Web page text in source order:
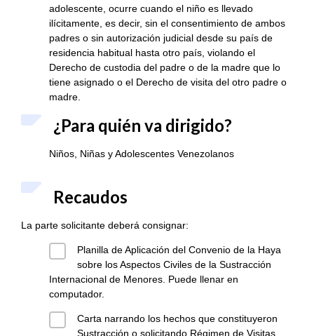
adolescente, ocurre cuando el niño es llevado
ilícitamente, es decir, sin el consentimiento de ambos
padres o sin autorización judicial desde su país de
residencia habitual hasta otro país, violando el
Derecho de custodia del padre o de la madre que lo
tiene asignado o el Derecho de visita del otro padre o
madre.
¿Para quién va dirigido?
Niños, Niñas y Adolescentes Venezolanos
Recaudos
La parte solicitante deberá consignar:
Planilla de Aplicación del Convenio de la Haya
sobre los Aspectos Civiles de la Sustracción
Internacional de Menores. Puede llenar en
computador.
Carta narrando los hechos que constituyeron
Sustracción o solicitando Régimen de Visitas